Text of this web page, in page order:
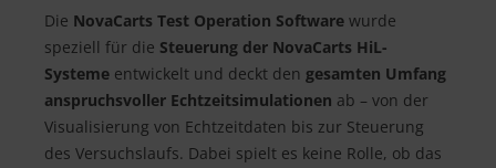
Die NovaCarts Test Operation Software wurde
speziell für die Steuerung der NovaCarts HiL-
Systeme entwickelt und deckt den gesamten Umfang
anspruchsvoller Echtzeitsimulationen ab – von der
Visualisierung von Echtzeitdaten bis zur Steuerung
des Versuchslaufs. Dabei spielt es keine Rolle, ob das